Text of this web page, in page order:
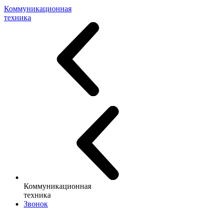
Коммуникационная
техника
Коммуникационная
техника
Звонок